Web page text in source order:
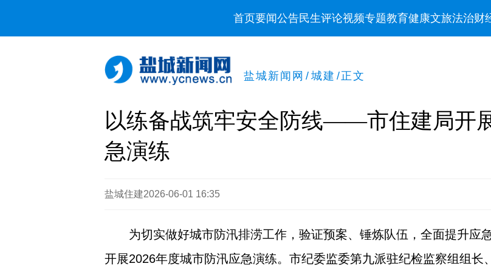
首页要闻公告民生评论视频专题教育健康文旅法治财
盐城新闻网 / 城建 /正文
以练备战筑牢安全防线——市住建局开
急演练
盐城住建2026-06-01 16:35
为切实做好城市防汛排涝工作，验证预案、锤炼队伍，全面提升应
开展2026年度城市防汛应急演练。市纪委监委第九派驻纪检监察组组长